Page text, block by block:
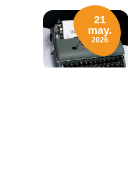
21
may.
2026